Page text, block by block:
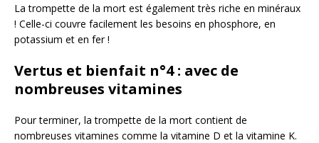
La trompette de la mort est également très riche en minéraux
! Celle-ci couvre facilement les besoins en phosphore, en
potassium et en fer !
Vertus et bienfait n°4 : avec de
nombreuses vitamines
Pour terminer, la trompette de la mort contient de
nombreuses vitamines comme la vitamine D et la vitamine K.